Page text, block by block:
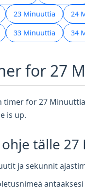
23 Minuuttia 24
33 Minuuttia 34
for 27
for 27
is up.
tälle
ja sekunnit